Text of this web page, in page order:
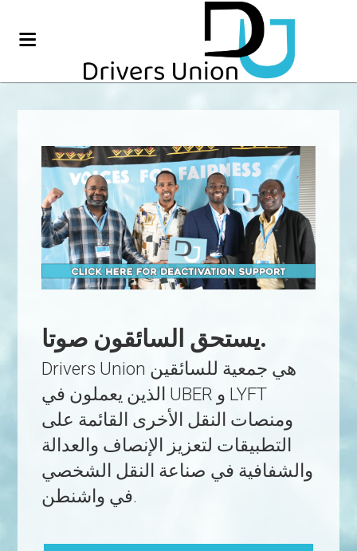
يستحق السائقون صوتا.
Drivers Union هي جمعية للسائقين
الذين يعملون في UBER و LYFT
ومنصات النقل الأخرى القائمة على
التطبيقات لتعزيز الإنصاف والعدالة
والشفافية في صناعة النقل الشخصي
في واشنطن.